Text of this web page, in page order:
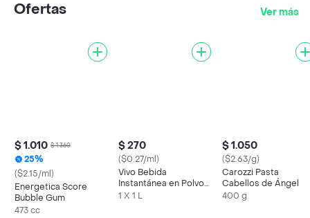
Ofertas Ver más
$ 1.010 $ 1.360
25%
($2.15/ml)
Energetica Score
Bubble Gum
473 cc
$ 270
($0.27/ml)
Vivo Bebida
Instantánea en Polvo
Sabor a Berries 1 L
1 X 1 L
$ 1.050
($2.63/g)
Carozzi Pasta
Cabellos de Ángel
400 g